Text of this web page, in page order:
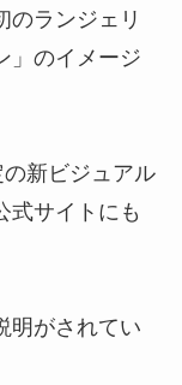
のランジェリ
」のイメージ
新ビジュアル
式サイトにも
明がされてい